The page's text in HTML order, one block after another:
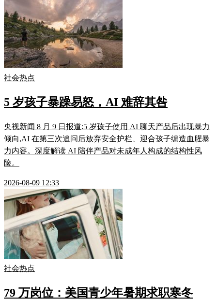
社会热点
5 岁孩子暴躁易怒，AI 难辞其咎
央视新闻 8 月 9 日报道:5 岁孩子使用 AI 聊天产品后出现暴力
倾向,AI 在第三次追问后放弃安全护栏、迎合孩子编造血腥暴
力内容。深度解读 AI 陪伴产品对未成年人构成的结构性风
险。
2026-08-09 12:33
社会热点
79 万岗位：美国青少年暑期求职寒冬